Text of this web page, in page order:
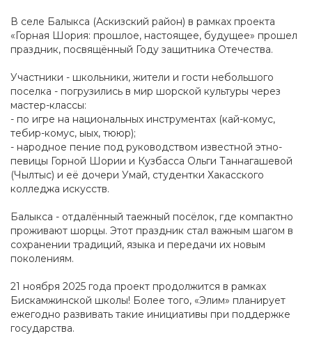
В селе Балыкса (Аскизский район) в рамках проекта
«Горная Шория: прошлое, настоящее, будущее» прошел
праздник, посвящённый Году защитника Отечества.
Участники - школьники, жители и гости небольшого
поселка - погрузились в мир шорской культуры через
мастер-классы:
- по игре на национальных инструментах (кай-комус,
тебир-комус, ыых, тююр);
- народное пение под руководством известной этно-
певицы Горной Шории и Кузбасса Ольги Таннагашевой
(Чылтыс) и её дочери Умай, студентки Хакасского
колледжа искусств.
Балыкса - отдалённый таежный посёлок, где компактно
проживают шорцы. Этот праздник стал важным шагом в
сохранении традиций, языка и передачи их новым
поколениям.
21 ноября 2025 года проект продолжится в рамках
Бискамжинской школы! Более того, «Элим» планирует
ежегодно развивать такие инициативы при поддержке
государства.